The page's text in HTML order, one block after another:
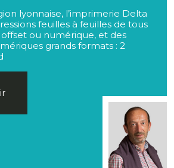
lyonnaise, l’imprimerie Delta
feuilles à feuilles de tous
ou numérique, et des
grands formats : 2